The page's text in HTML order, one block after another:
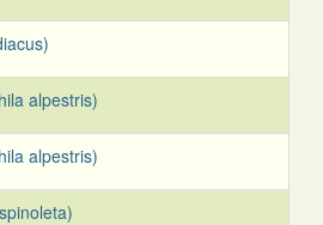
alpestris)
alpestris)